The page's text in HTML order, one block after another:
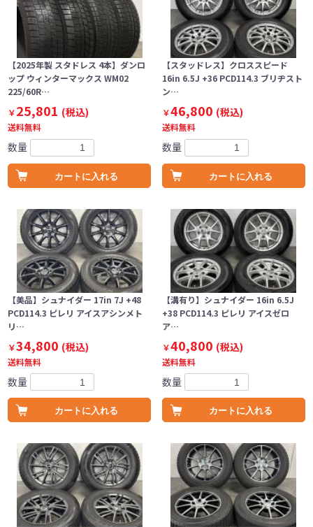
【2025年製 スタドレス 4本】ダンロ
ップ ウィンターマックス WM02
225/60R…
￥25,801 (税込)
送料無料
数量
カートに入れる
【スタッドレス】クロススピード
16in 6.5J +36 PCD114.3 ブリヂスト
ン…
￥46,800 (税込)
送料無料
数量
カートに入れる
【美品】シュナイダー 17in 7J +48
PCD114.3 ピレリ アイスアシンメト
リ…
￥34,800 (税込)
送料無料
数量
カートに入れる
【溝有り】シュナイダー 16in 6.5J
+38 PCD114.3 ピレリ アイスゼロ
ア…
￥40,800 (税込)
送料無料
数量
カートに入れる